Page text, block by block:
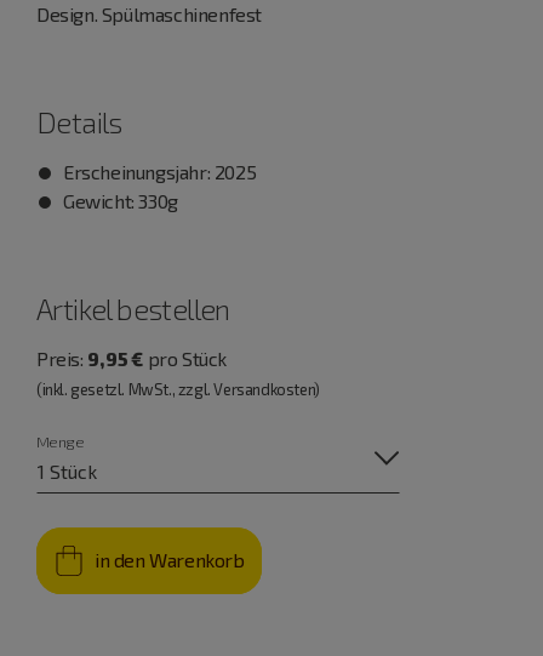
Design. Spülmaschinenfest
Details
Erscheinungsjahr: 2025
Gewicht: 330g
Artikel bestellen
Preis: 9,95 € pro Stück
(inkl. gesetzl. MwSt., zzgl. Versandkosten)
Menge
in den Warenkorb